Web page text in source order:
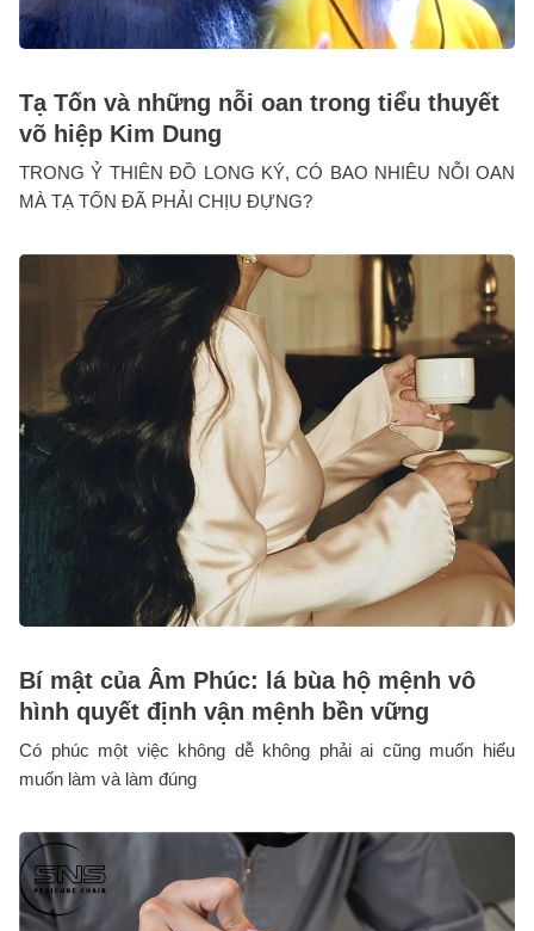
Tạ Tốn và những nỗi oan trong tiểu thuyết
võ hiệp Kim Dung
TRONG Ỷ THIÊN ĐỒ LONG KÝ, CÓ BAO NHIÊU NỖI OAN
MÀ TẠ TỐN ĐÃ PHẢI CHỊU ĐỰNG?
Bí mật của Âm Phúc: lá bùa hộ mệnh vô
hình quyết định vận mệnh bền vững
Có phúc một việc không dễ không phải ai cũng muốn hiểu
muốn làm và làm đúng